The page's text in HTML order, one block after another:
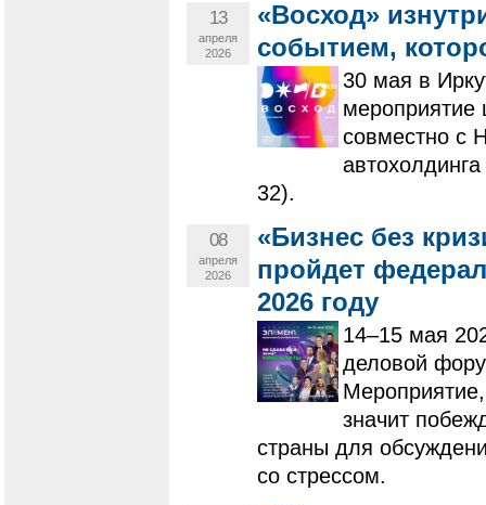
13
апреля
2026
«Восход»
событием,
30 мая в
мероприятие
совместно с
32).
08
апреля
2026
«Бизнес без
пройдет
2026 году
14–15 мая
деловой
значит
страны для
со стрессом.